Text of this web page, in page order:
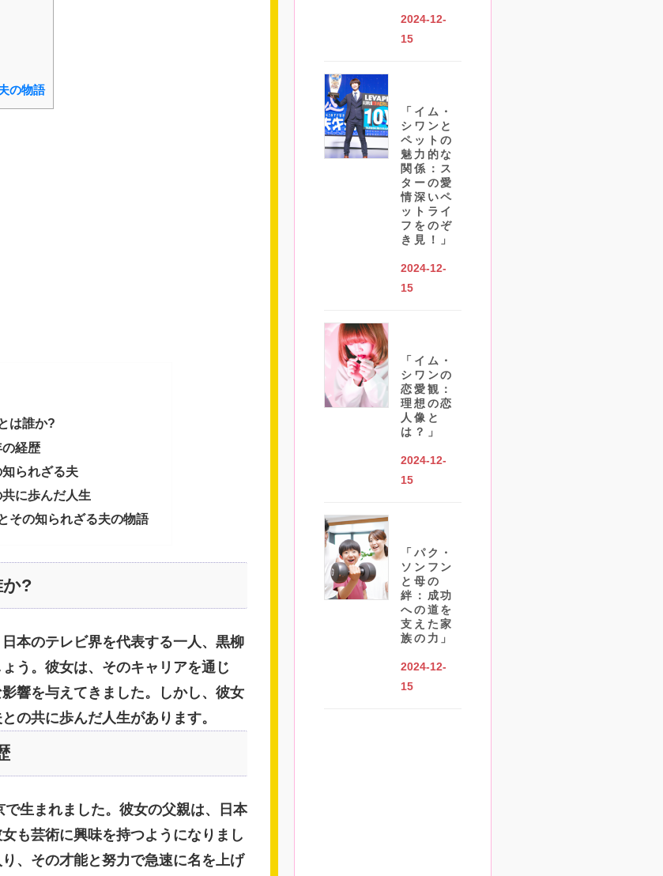
の物語
は誰か?
経歴
られざる夫
に歩んだ人生
その知られざる夫の物語
?
本のテレビ界を代表する一人、黒柳
う。彼女は、そのキャリアを通じ
響を与えてきました。しかし、彼女
の共に歩んだ人生があります。
生まれました。彼女の父親は、日本
も芸術に興味を持つようになりまし
、その才能と努力で急速に名を上げ
2024-12-
15
「イム・
シワンと
ペットの
魅力的な
関係：ス
ターの愛
情深いペ
ットライ
フをのぞ
き見！」
2024-12-
15
「イム・
シワンの
恋愛観：
理想の恋
人像と
は？」
2024-12-
15
「パク・
ソンフン
と母の
絆：成功
への道を
支えた家
族の力」
2024-12-
15